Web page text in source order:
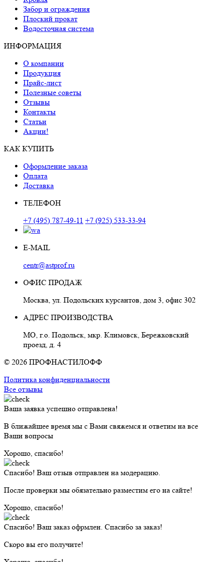
Забор и ограждения
Плоский прокат
Водосточная система
ИНФОРМАЦИЯ
О компании
Продукция
Прайс-лист
Полезные советы
Отзывы
Контакты
Статьи
Акции!
КАК КУПИТЬ
Оформление заказа
Оплата
Доставка
ТЕЛЕФОН
+7 (495) 787-49-11 +7 (925) 533-33-94
E-MAIL
centr@astprof.ru
ОФИС ПРОДАЖ
Москва, ул. Подольских курсантов, дом 3, офис 302
АДРЕС ПРОИЗВОДСТВА
МО, г.о. Подольск, мкр. Климовск, Бережковский
проезд, д. 4
© 2026 ПРОФНАСТИЛОФФ
Политика конфиденциальности
Все отзывы
Ваша заявка успешно отправлена!
В ближайшее время мы с Вами свяжемся и ответим на все
Ваши вопросы
Хорошо, спасибо!
Спасибо! Ваш отзыв отправлен на модерацию.
После проверки мы обязательно разместим его на сайте!
Хорошо, спасибо!
Спасибо! Ваш заказ офрмлен. Спасибо за заказ!
Скоро вы его получите!